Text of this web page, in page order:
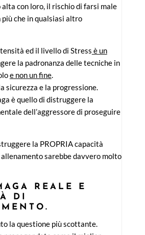
alta con loro, il rischio di farsi male
più che in qualsiasi altro
ed il livello di Stress è un
la padronanza delle tecniche in
e non un fine.
sicurezza e la progressione.
è quello di distruggere la
dell’aggressore di proseguire
la PROPRIA capacità
sarebbe davvero molto
REALE E
DI
la questione più scottante.